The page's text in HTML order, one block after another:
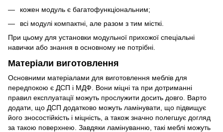
кожен модуль є багатофункціональним;
всі модулі компактні, але разом з тим місткі.
При цьому для установки модульної прихожої спеціальні
навички або знання в основному не потрібні.
Матеріали виготовлення
Основними матеріалами для виготовлення меблів для
передпокою є ДСП і МДФ. Вони міцні та при дотриманні
правил експлуатації можуть прослужити досить довго. Варто
додати, що ДСП додатково можуть ламінувати, що підвищує
його зносостійкість і міцність, а також значно полегшує догляд
за такою поверхнею. Завдяки ламінуванню, такі меблі можуть